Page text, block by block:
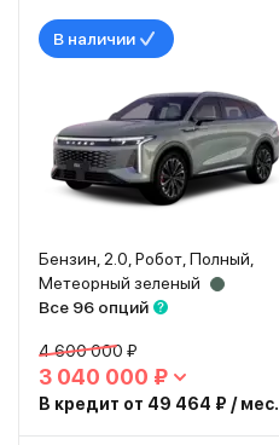
В наличии
Бензин, 2.0, Робот, Полный,
Метеорный зеленый
Все 96 опций
4 600 000 ₽
3 040 000 ₽
В кредит от 49 464 ₽ / мес.